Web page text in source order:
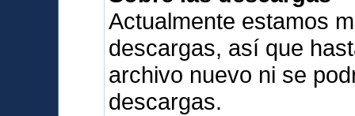
Actualmente estamos
descargas, así que
archivo nuevo ni se
descargas.